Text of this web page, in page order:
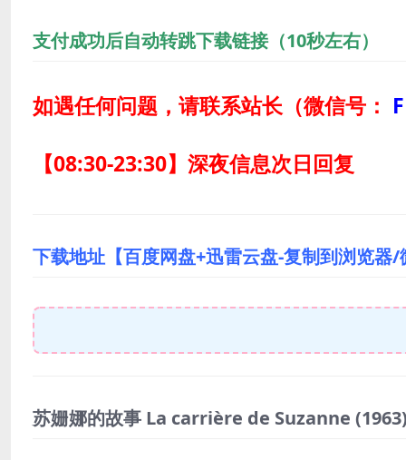
支付成功后自动转跳下载链接（10秒左右）
如遇任何问题，请联系站长（微信号：
【08:30-23:30】深夜信息次日回复
下载地址【百度网盘+迅雷云盘-复制到浏览器
苏姗娜的故事 La carrière de Suzanne